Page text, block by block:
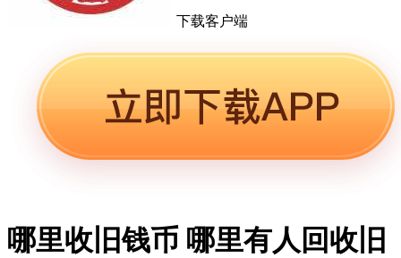
下载客户端
哪里收旧钱币 哪里有人回收旧